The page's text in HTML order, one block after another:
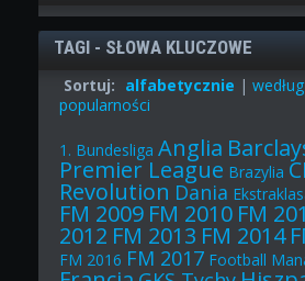
TAGI - SŁOWA KLUCZOWE
Sortuj: alfabetycznie |według
popularności
1. Bundesliga Anglia
Premier League Brazylia
Revolution Dania
FM 2009 FM 2010 FM
2012 FM 2013 FM 2014
FM 2016 FM 2017 Football